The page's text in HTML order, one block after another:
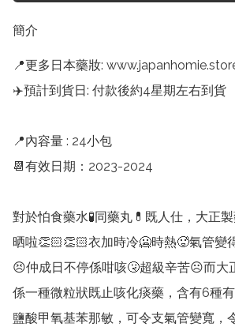
簡介
📍更多日本藥妝:
✈️預計到貨日: 付款後約4星期左右到貨
📍內容量 : 24小包
📆有效日期：2023-2024
對於怕食藥水🧪同藥丸💊既人仕，大正
晒啦👏🏻👏🏻衣加時冷🥶時熱🥵氣管變
😣仲成日不停係咁咳🤧超級辛苦☹️而大
係一種微粒狀既止咳化痰藥，含有6種
鹽酸甲氧基苯那敏，可令支氣管變寬，